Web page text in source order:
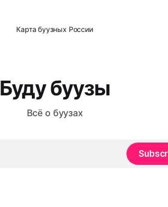
Карта буузных России
Буду буузы
Всё о буузах